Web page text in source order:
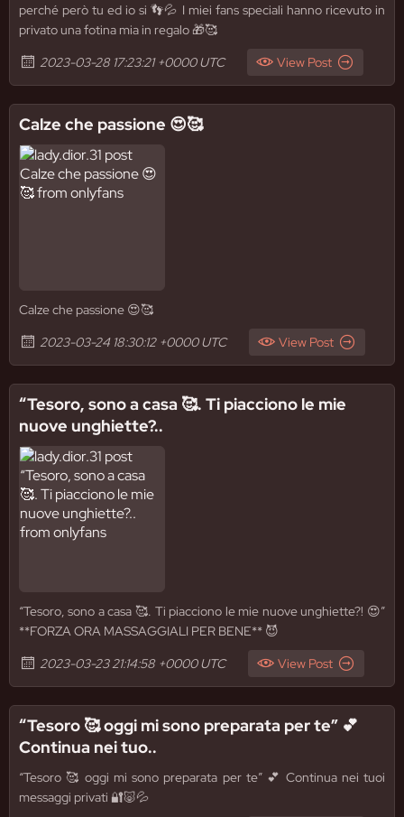
perché però tu ed io si 👣💦 I miei fans speciali hanno ricevuto in
privato una fotina mia in regalo 🎁🥰
2023-03-28 17:23:21 +0000 UTC
View Post
Calze che passione 😍🥰
Calze che passione 😍🥰
2023-03-24 18:30:12 +0000 UTC
View Post
“Tesoro, sono a casa 🥰. Ti piacciono le mie
nuove unghiette?..
“Tesoro, sono a casa 🥰. Ti piacciono le mie nuove unghiette?! 😍”
**FORZA ORA MASSAGGIALI PER BENE** 😈
2023-03-23 21:14:58 +0000 UTC
View Post
“Tesoro 🥰 oggi mi sono preparata per te” 💕
Continua nei tuo..
“Tesoro 🥰 oggi mi sono preparata per te” 💕 Continua nei tuoi
messaggi privati 🔐🐷💦